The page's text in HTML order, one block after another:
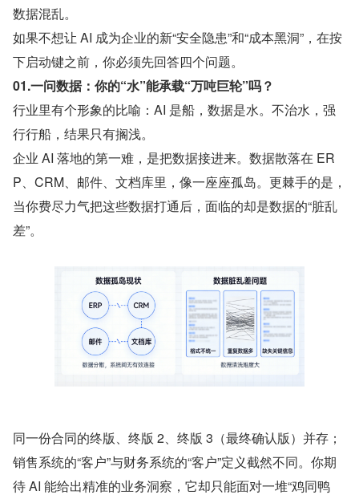
数据混乱。
如果不想让 AI 成为企业的新“安全隐患”和“成本黑洞”，在按
下启动键之前，你必须先回答四个问题。
01.一问数据：你的“水”能承载“万吨巨轮”吗？
行业里有个形象的比喻：AI 是船，数据是水。不治水，强
行行船，结果只有搁浅。
企业 AI 落地的第一难，是把数据接进来。数据散落在 ER
P、CRM、邮件、文档库里，像一座座孤岛。更棘手的是，
当你费尽力气把这些数据打通后，面临的却是数据的“脏乱
差”。
同一份合同的终版、终版 2、终版 3（最终确认版）并存；
销售系统的“客户”与财务系统的“客户”定义截然不同。你期
待 AI 能给出精准的业务洞察，它却只能面对一堆“鸡同鸭